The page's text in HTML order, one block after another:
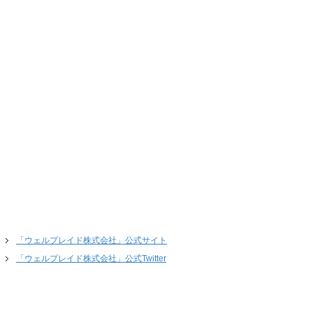
「ウェルプレイド株式会社」公式サイト
「ウェルプレイド株式会社」公式Twitter